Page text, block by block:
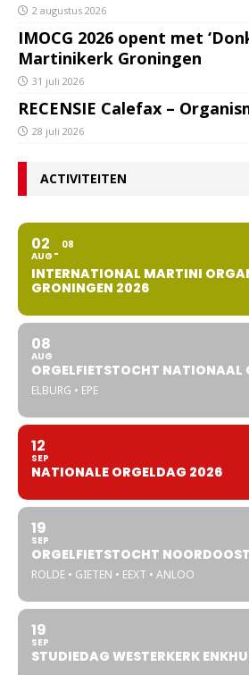
2 augustus 2026
IMOCG 2026 opent met
Martinikerk Groningen
31 juli 2026
RECENSIE Calefax –
28 juli 2026
ACTIVITEITEN
02
AUG
08
INTERNATIONAL MARTINI
GRONINGEN 2026
08
AUG
ORGELFIETSTOCHT NATIONAAL
ELBURG • EPE
12
SEP
NATIONALE ORGELDAG 2026
19
SEP
ORGELFIETSTOCHT
ROLDE • GIETEN • EEXT • ANLOO
19
SEP
STUDIEDAG WESTERKERK